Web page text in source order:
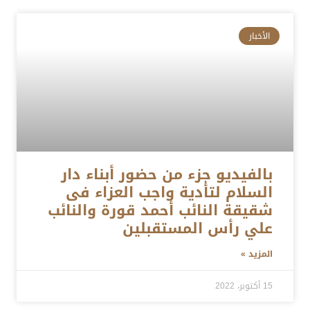
الأخبار
بالفيديو جزء من حضور أبناء دار
السلام لتأدية واجب العزاء فى
شقيقة النائب أحمد قورة والنائب
علي رأس المستقبلين
المزيد »
15 أكتوبر، 2022